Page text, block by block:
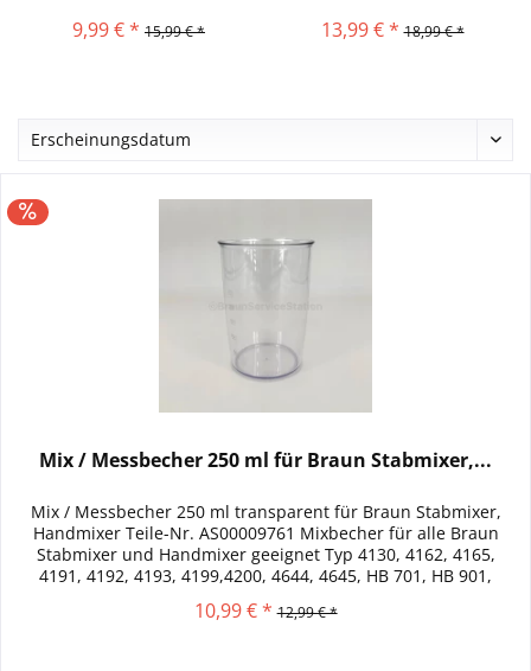
9,99 € * 15,99 € * 13,99 € * 18,99 € *
Mix / Messbecher 250 ml für Braun Stabmixer,...
Mix / Messbecher 250 ml transparent für Braun Stabmixer,
Handmixer Teile-Nr. AS00009761 Mixbecher für alle Braun
Stabmixer und Handmixer geeignet Typ 4130, 4162, 4165,
4191, 4192, 4193, 4199,4200, 4644, 4645, HB 701, HB 901,
10,99 € * 12,99 € *